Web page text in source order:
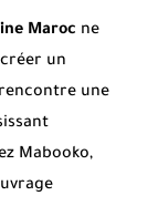
Maroc ne
un
une
Mabooko,